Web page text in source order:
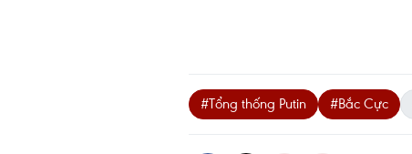
#Tổng thống Putin #Bắc Cực